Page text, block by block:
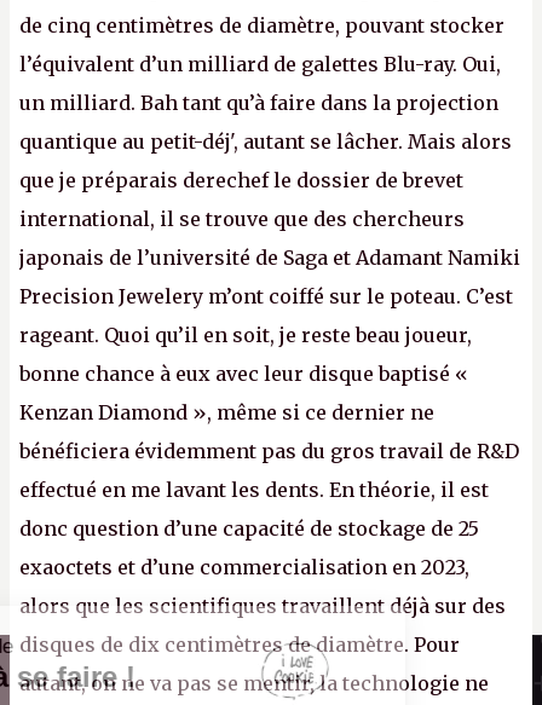
de cinq centimètres de diamètre, pouvant stocker
l’équivalent d’un milliard de galettes Blu-ray. Oui,
un milliard. Bah tant qu’à faire dans la projection
quantique au petit-déj', autant se lâcher. Mais alors
que je préparais derechef le dossier de brevet
international, il se trouve que des chercheurs
japonais de l’université de Saga et Adamant Namiki
Precision Jewelery m’ont coiffé sur le poteau. C’est
rageant. Quoi qu’il en soit, je reste beau joueur,
bonne chance à eux avec leur disque baptisé «
Kenzan Diamond », même si ce dernier ne
bénéficiera évidemment pas du gros travail de R&D
effectué en me lavant les dents. En théorie, il est
donc question d’une capacité de stockage de 25
exaoctets et d’une commercialisation en 2023,
alors que les scientifiques travaillent déjà sur des
disques de dix centimètres de diamètre. Pour
autant, on ne va pas se mentir, la technologie ne
Kiosque numérique
Il n'y a pas de
Cookie à se faire !